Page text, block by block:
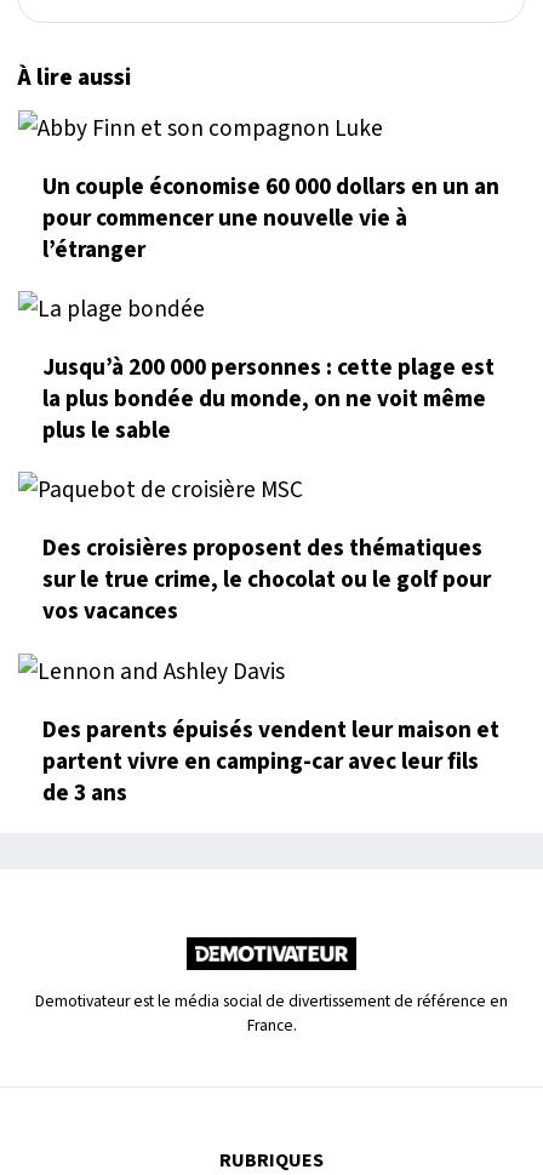
À lire aussi
Un couple économise 60 000 dollars en un an
pour commencer une nouvelle vie à
l’étranger
Jusqu’à 200 000 personnes : cette plage est
la plus bondée du monde, on ne voit même
plus le sable
Des croisières proposent des thématiques
sur le true crime, le chocolat ou le golf pour
vos vacances
Des parents épuisés vendent leur maison et
partent vivre en camping-car avec leur fils
de 3 ans
Demotivateur est le média social de divertissement de référence en
France.
RUBRIQUES